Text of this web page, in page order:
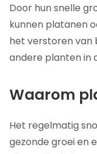
Door hun snelle
kunnen platanen
het verstoren van
andere planten in
Waarom
Het regelmatig
gezonde groei en